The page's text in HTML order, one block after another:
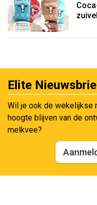
Elite
Wil je ook de wekelijkse
hoogte blijven van de
melkvee?